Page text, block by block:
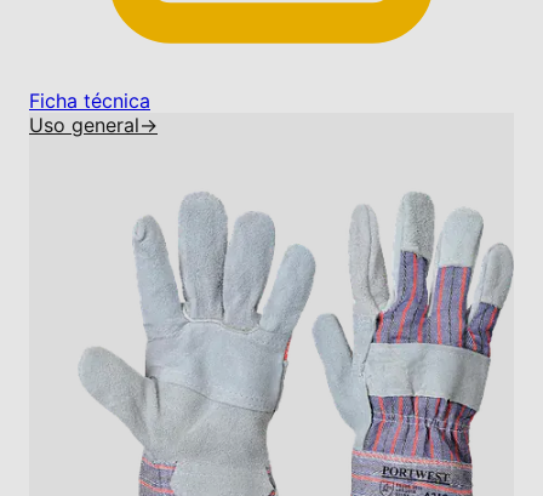
Ficha técnica
Uso general→